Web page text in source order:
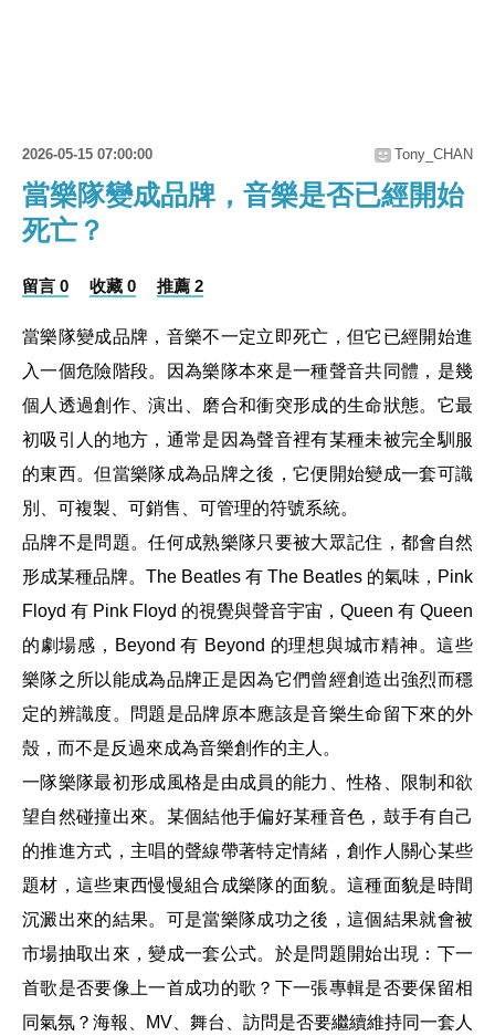
2026-05-15 07:00:00 Tony_CHAN
當樂隊變成品牌，音樂是否已經開始
死亡？
留言 0 收藏 0 推薦 2
當樂隊變成品牌，音樂不一定立即死亡，但它已經開始進
入一個危險階段。因為樂隊本來是一種聲音共同體，是幾
個人透過創作、演出、磨合和衝突形成的生命狀態。它最
初吸引人的地方，通常是因為聲音裡有某種未被完全馴服
的東西。但當樂隊成為品牌之後，它便開始變成一套可識
別、可複製、可銷售、可管理的符號系統。
品牌不是問題。任何成熟樂隊只要被大眾記住，都會自然
形成某種品牌。The Beatles 有 The Beatles 的氣味，Pink
Floyd 有 Pink Floyd 的視覺與聲音宇宙，Queen 有 Queen
的劇場感，Beyond 有 Beyond 的理想與城市精神。這些
樂隊之所以能成為品牌正是因為它們曾經創造出強烈而穩
定的辨識度。問題是品牌原本應該是音樂生命留下來的外
殼，而不是反過來成為音樂創作的主人。
一隊樂隊最初形成風格是由成員的能力、性格、限制和欲
望自然碰撞出來。某個結他手偏好某種音色，鼓手有自己
的推進方式，主唱的聲線帶著特定情緒，創作人關心某些
題材，這些東西慢慢組合成樂隊的面貌。這種面貌是時間
沉澱出來的結果。可是當樂隊成功之後，這個結果就會被
市場抽取出來，變成一套公式。於是問題開始出現：下一
首歌是否要像上一首成功的歌？下一張專輯是否要保留相
同氣氛？海報、MV、舞台、訪問是否要繼續維持同一套人